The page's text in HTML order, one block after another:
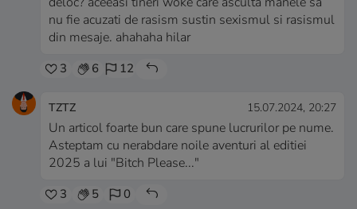
nu fie acuzati de rasism sustin sexismul si rasismul
din mesaje. ahahaha hilar
3 6 12
TZTZ 15.07.2024, 20:27
Un articol foarte bun care spune lucrurilor pe nume.
Asteptam cu nerabdare noile aventuri al editiei
2025 a lui "Bitch Please..."
3 5 0